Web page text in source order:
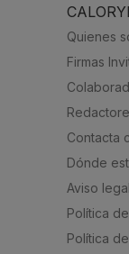
Quienes
Firmas
Contacta
Dónde
Aviso legal
Política
Política